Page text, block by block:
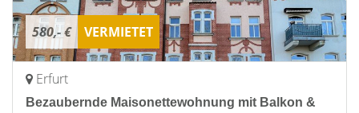
580,- € VERMIETET
Erfurt
Bezaubernde Maisonettewohnung mit Balkon &